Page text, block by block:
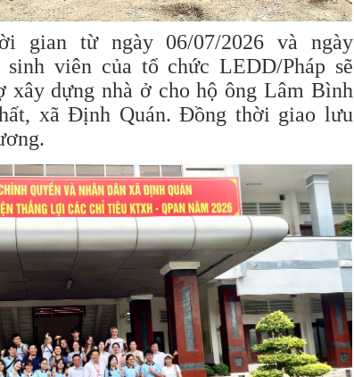
gian từ ngày 06/07/2026 và ngày
sinh viên của tổ chức LEDD/Pháp sẽ
xây dựng nhà ở cho hộ ông Lâm Bình
xã Định Quán. Đồng thời giao lưu